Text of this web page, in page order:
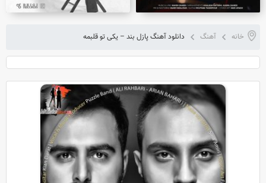
خانه آهنگ دانلود آهنگ پازل بند – یکی تو قلبمه